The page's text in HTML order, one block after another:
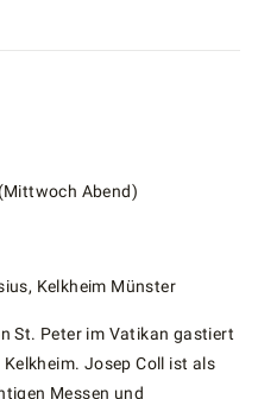
Abend)
Kelkheim Münster
St. Peter im Vatikan gastiert
Josep Coll ist als
Messen und